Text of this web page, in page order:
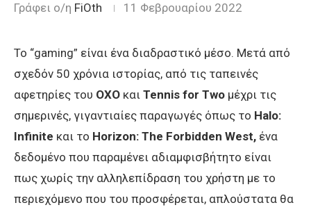
Γράφει ο/η FiOth 11 Φεβρουαρίου 2022
To “gaming” είναι ένα διαδραστικό μέσο. Μετά από
σχεδόν 50 χρόνια ιστορίας, από τις ταπεινές
αφετηρίες του OXO και Tennis for Two μέχρι τις
σημερινές, γιγαντιαίες παραγωγές όπως το Halo:
Infinite και το Horizon: The Forbidden West, ένα
δεδομένο που παραμένει αδιαμφισβήτητο είναι
πως χωρίς την αλληλεπίδραση του χρήστη με το
περιεχόμενο που του προσφέρεται, απλούστατα θα